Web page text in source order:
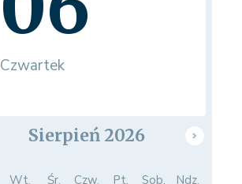
Czwartek
Sierpień 2026
Wt. Śr. Czw. Pt. Sob. Ndz.